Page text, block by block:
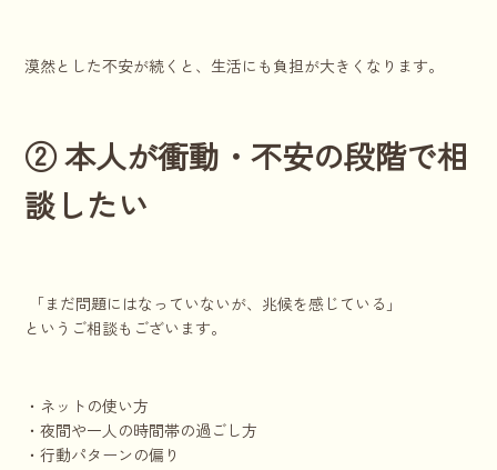
漠然とした不安が続くと、生活にも負担が大きくなります。
② 本人が衝動・不安の段階で相
談したい
「まだ問題にはなっていないが、兆候を感じている」
というご相談もございます。
・ネットの使い方
・夜間や一人の時間帯の過ごし方
・行動パターンの偏り